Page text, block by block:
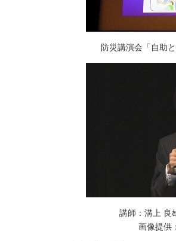
防災講演会「自助
講師：溝上 良
画像提供